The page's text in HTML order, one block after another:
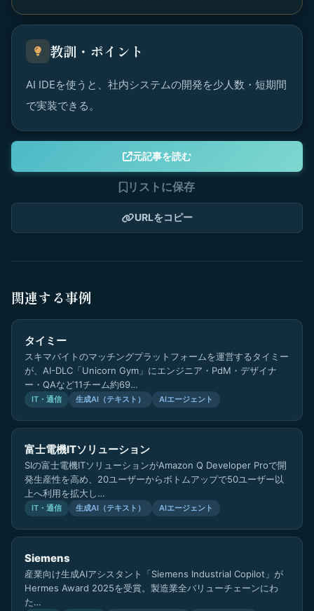
教訓・ポイント
AI IDEを使うと、社内システムの開発を少人数・短期間
で実装できる。
元記事を読む
リストに保存
URLをコピー
関連する事例
タイミー
スキマバイトのマッチングプラットフォームを運営するタイミー
が、AI-DLC「Unicorn Gym」にエンジニア・PdM・デザイナ
ー・QAなど11チーム約69…
IT・通信 生成AI（テキスト） AIエージェント
富士電機ITソリューション
SIの富士電機ITソリューションがAmazon Q Developer Proで開
発生産性を高め、20ユーザーからボトムアップで50ユーザー以
上へ利用を拡大し…
IT・通信 生成AI（テキスト） AIエージェント
Siemens
産業向け生成AIアシスタント「Siemens Industrial Copilot」が
Hermes Award 2025を受賞。製造業全バリューチェーンにわ
た…